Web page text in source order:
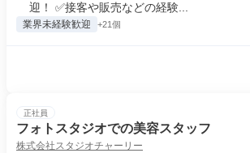
迎！ ✅接客や販売などの経験...
業界未経験歓迎 +21個
正社員
フォトスタジオでの美容スタッフ
株式会社スタジオチャーリー